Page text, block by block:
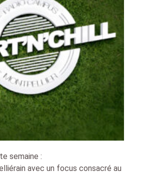
semaine :
avec un focus consacré au